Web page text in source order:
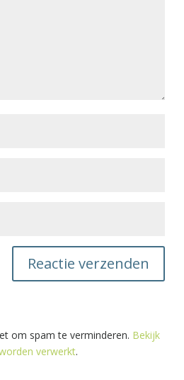
om spam te verminderen. Bekijk
verwerkt.